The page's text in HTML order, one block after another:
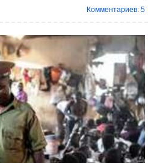
Комментариев: 5